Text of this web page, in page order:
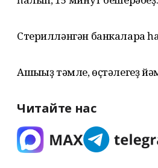
Стерилләнгән банкаларға
Ашығыҙ тәмле, өҫтәлегеҙ
Читайте нас